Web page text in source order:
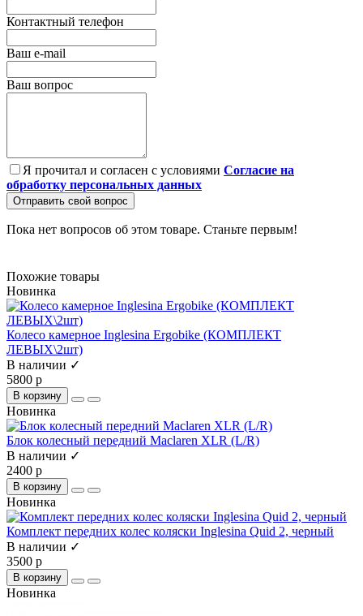
Контактный телефон
Ваш e-mail
Ваш вопрос
Я прочитал и согласен с условиями Согласие на
обработку персональных данных
Отправить свой вопрос
Пока нет вопросов об этом товаре. Станьте первым!
Похожие товары
Новинка
Колесо камерное Inglesina Ergobike (КОМПЛЕКТ
ЛЕВЫХ\2шт)
В наличии ✓
5800 р
В корзину
Новинка
Блок колесный передний Maclaren XLR (L/R)
В наличии ✓
2400 р
В корзину
Новинка
Комплект передних колес коляски Inglesina Quid 2, черный
В наличии ✓
3500 р
В корзину
Новинка